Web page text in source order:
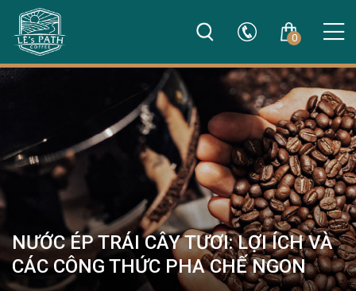
0
NƯỚC ÉP TRÁI CÂY TƯƠI: LỢI ÍCH VÀ
CÁC CÔNG THỨC PHA CHẾ NGON